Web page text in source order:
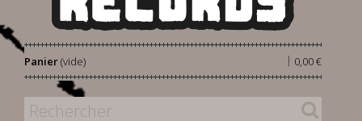
Panier 0,00 €
|
(vide)